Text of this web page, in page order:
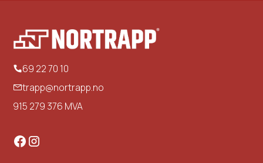
69 22 70 10
trapp@nortrapp.no
915 279 376 MVA